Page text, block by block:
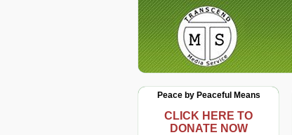
Peace by Peaceful Means
CLICK HERE TO
DONATE NOW